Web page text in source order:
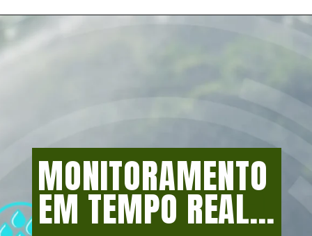
MONITORAMENTO
EM TEMPO REAL...